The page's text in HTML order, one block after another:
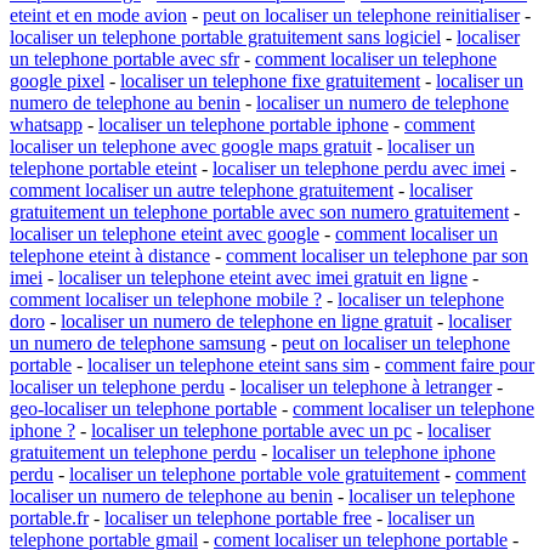
eteint et en mode avion - peut on localiser un telephone reinitialiser-
localiser un telephone portable gratuitement sans logiciel - localiser
un telephone portable avec sfr- comment localiser un telephone
google pixel - localiser un telephone fixe gratuitement - localiser un
numero de telephone au benin - localiser un numero de telephone
whatsapp - localiser un telephone portable iphone - comment
localiser un telephone avec google maps gratuit - localiser un
telephone portable eteint - localiser un telephone perdu avec imei -
comment localiser un autre telephone gratuitement - localiser
gratuitement un telephone portable avec son numero gratuitement -
localiser un telephone eteint avec google - comment localiser un
telephone eteint à distance - comment localiser un telephone par son
imei - localiser un telephone eteint avec imei gratuit en ligne -
comment localiser un telephone mobile ? - localiser un telephone
doro - localiser un numero de telephone en ligne gratuit - localiser
un numero de telephone samsung - peut on localiser un telephone
portable - localiser un telephone eteint sans sim - comment faire pour
localiser un telephone perdu - localiser un telephone à letranger-
geo-localiser un telephone portable - comment localiser un telephone
iphone ? - localiser un telephone portable avec un pc - localiser
gratuitement un telephone perdu - localiser un telephone iphone
perdu - localiser un telephone portable vole gratuitement - comment
localiser un numero de telephone au benin - localiser un telephone
portable.fr- localiser un telephone portable free - localiser un
telephone portable gmail - coment localiser un telephone portable -